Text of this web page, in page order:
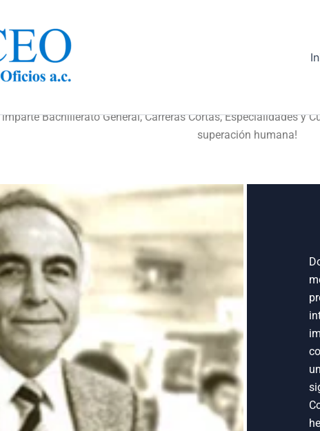
Bachillerato General, Carreras Cortas, Especialidades y
superación humana!